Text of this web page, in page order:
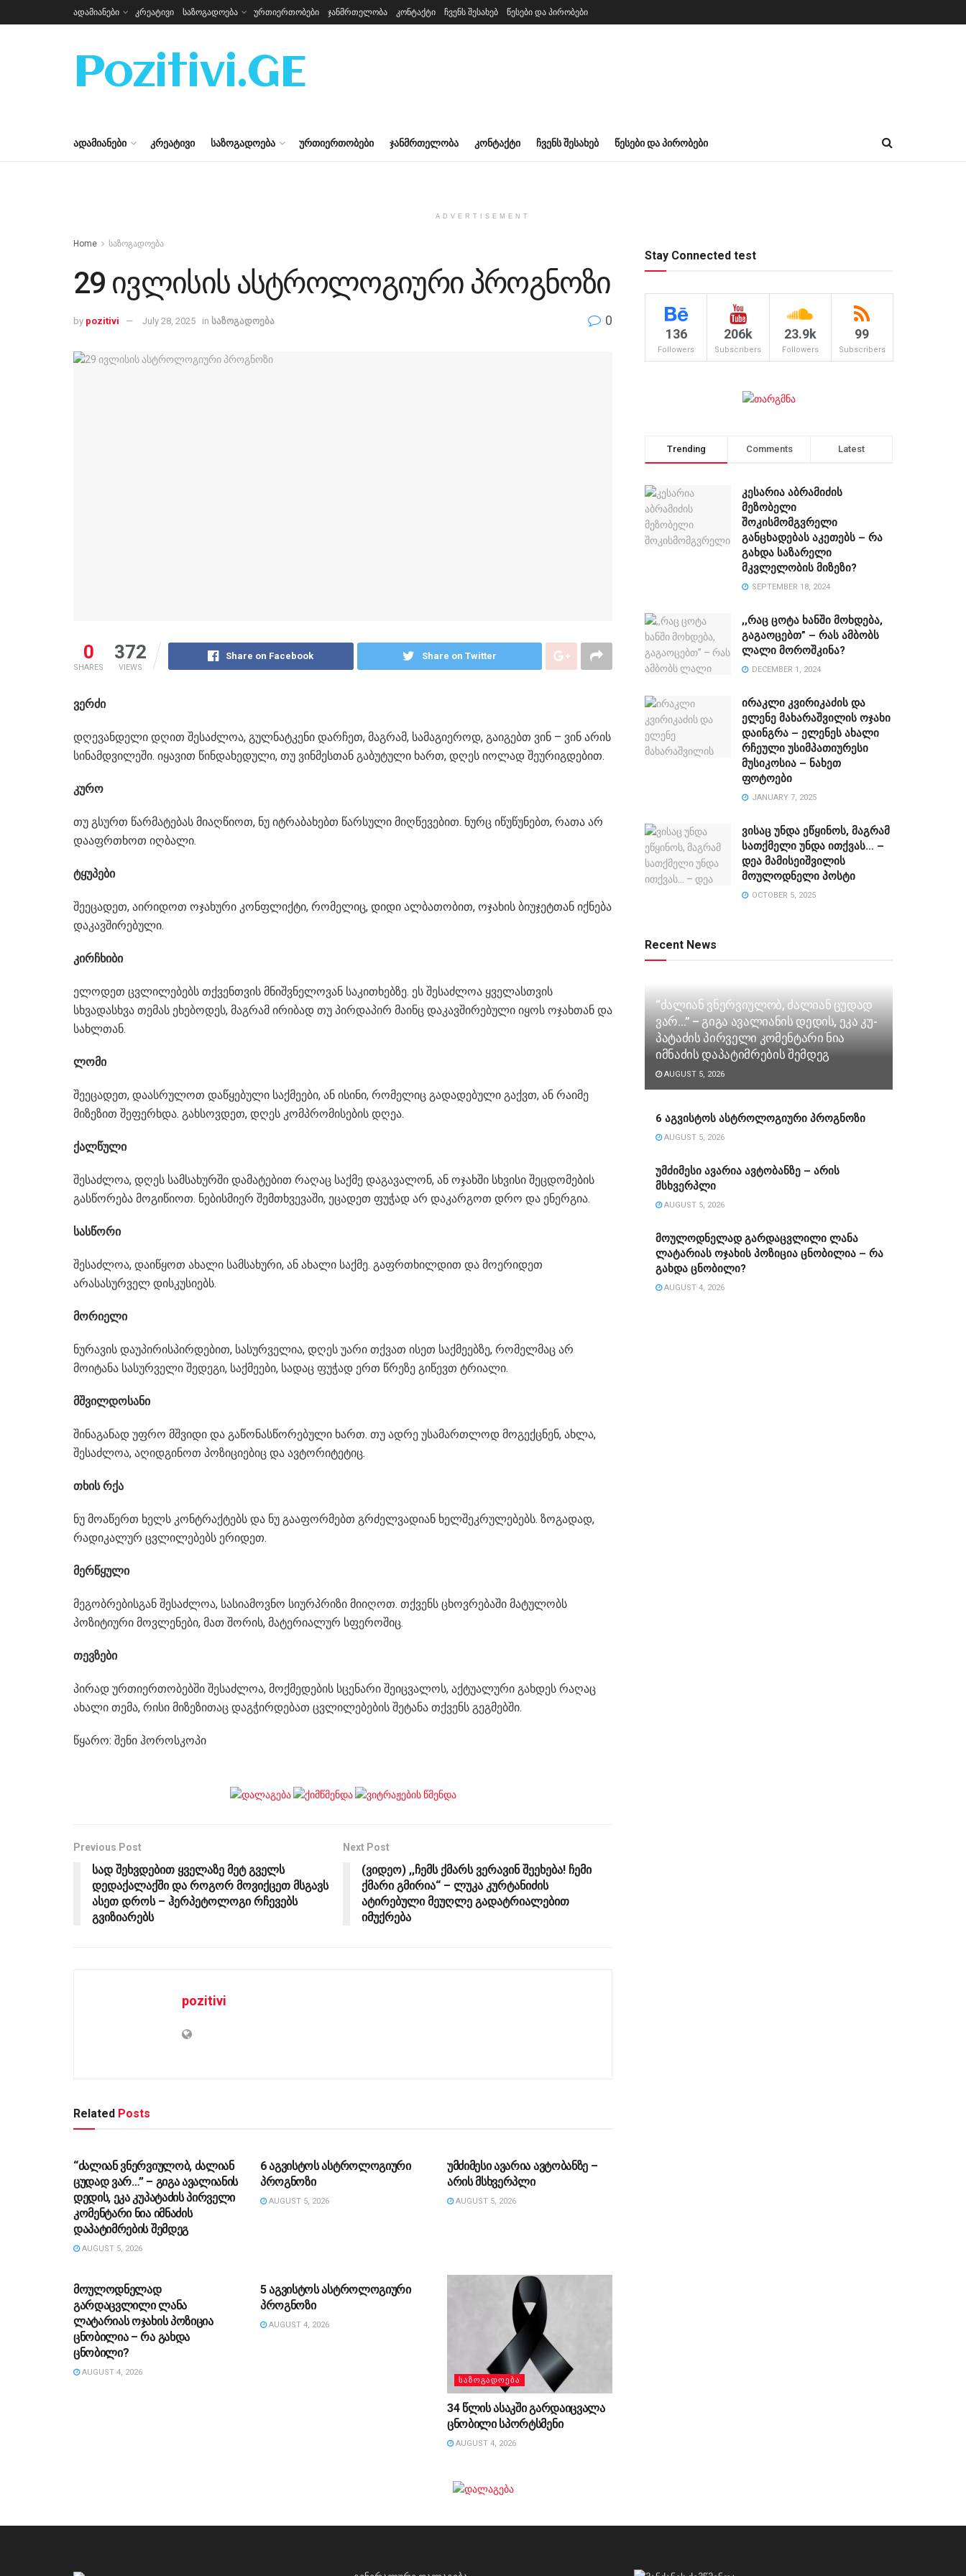
ადამიანები კრეატივი საზოგადოება ურთიერთობები ჯანმრთელობა კონტაქტი ჩვენს შესახებ წესები და პირობები
Pozitivi.GE
ᲐᲓᲐᲛᲘᲐᲜᲔᲑᲘ ᲙᲠᲔᲐᲢᲘᲕᲘ ᲡᲐᲖᲝᲒᲐᲓᲝᲔᲑᲐ ᲣᲠᲗᲘᲔᲠᲗᲝᲑᲔᲑᲘ ᲯᲐᲜᲛᲠᲗᲔᲚᲝᲑᲐ ᲙᲝᲜᲢᲐᲥᲢᲘ ᲩᲕᲔᲜᲡ ᲨᲔᲡᲐᲮᲔᲑ ᲬᲔᲡᲔᲑᲘ ᲓᲐ ᲞᲘᲠᲝᲑᲔᲑᲘ
ADVERTISEMENT
Home საზოგადოება
29 ივლისის ასტროლოგიური პროგნოზი
by pozitivi July 28, 2025 in საზოგადოება 0
0
SHARES
372
VIEWS
Share on Facebook Share on Twitter
ვერძი
დღევანდელი დღით შესაძლოა, გულნატკენი დარჩეთ, მაგრამ, სამაგიეროდ, გაიგებთ ვინ – ვინ არის
სინამდვილეში. იყავით წინდახედული, თუ ვინმესთან გაბუტული ხართ, დღეს იოლად შეურიგდებით.
კურო
თუ გსურთ წარმატებას მიაღწიოთ, ნუ იტრაბახებთ წარსული მიღწევებით. ნურც იწუწუნებთ, რათა არ
დააფრთხოთ იღბალი.
ტყუპები
შეეცადეთ, აირიდოთ ოჯახური კონფლიქტი, რომელიც, დიდი ალბათობით, ოჯახის ბიუჯეტთან იქნება
დაკავშირებული.
კირჩხიბი
ელოდეთ ცვლილებებს თქვენთვის მნიშვნელოვან საკითხებზე. ეს შესაძლოა ყველასთვის
სხვადასხვა თემას ეხებოდეს, მაგრამ ირიბად თუ პირდაპირ მაინც დაკავშირებული იყოს ოჯახთან და
სახლთან.
ლომი
შეეცადეთ, დაასრულოთ დაწყებული საქმეები, ან ისინი, რომელიც გადადებული გაქვთ, ან რაიმე
მიზეზით შეფერხდა. გახსოვდეთ, დღეს კომპრომისების დღეა.
ქალწული
შესაძლოა, დღეს სამსახურში დამატებით რაღაც საქმე დაგავალონ, ან ოჯახში სხვისი შეცდომების
გასწორება მოგიწიოთ. ნებისმიერ შემთხვევაში, ეცადეთ ფუჭად არ დაკარგოთ დრო და ენერგია.
სასწორი
შესაძლოა, დაიწყოთ ახალი სამსახური, ან ახალი საქმე. გაფრთხილდით და მოერიდეთ
არასასურველ დისკუსიებს.
მორიელი
ნურავის დაუპირისპირდებით, სასურველია, დღეს უარი თქვათ ისეთ საქმეებზე, რომელმაც არ
მოიტანა სასურველი შედეგი, საქმეები, სადაც ფუჭად ერთ წრეზე გიწევთ ტრიალი.
მშვილდოსანი
შინაგანად უფრო მშვიდი და გაწონასწორებული ხართ. თუ ადრე უსამართლოდ მოგექცნენ, ახლა,
შესაძლოა, აღიდგინოთ პოზიციებიც და ავტორიტეტიც.
თხის რქა
ნუ მოაწერთ ხელს კონტრაქტებს და ნუ გააფორმებთ გრძელვადიან ხელშეკრულებებს. ზოგადად,
რადიკალურ ცვლილებებს ერიდეთ.
მერწყული
მეგობრებისგან შესაძლოა, სასიამოვნო სიურპრიზი მიიღოთ. თქვენს ცხოვრებაში მატულობს
პოზიტიური მოვლენები, მათ შორის, მატერიალურ სფეროშიც.
თევზები
პირად ურთიერთობებში შესაძლოა, მოქმედების სცენარი შეიცვალოს, აქტუალური გახდეს რაღაც
ახალი თემა, რისი მიზეზითაც დაგჭირდებათ ცვლილებების შეტანა თქვენს გეგმებში.
წყარო: შენი ჰოროსკოპი
Previous Post
სად შეხვდებით ყველაზე მეტ გველს
დედაქალაქში და როგორ მოვიქცეთ მსგავს
ასეთ დროს – ჰერპეტოლოგი რჩევებს
გვიზიარებს
Next Post
(ვიდეო) ,,ჩემს ქმარს ვერავინ შეეხება! ჩემი
ქმარი გმირია“ – ლუკა კურტანიძის
ატირებული მეუღლე გადატრიალებით
იმუქრება
pozitivi
Related Posts
“ძა­ლი­ან ვნერ­ვი­უ­ლობ, ძა­ლი­ან
ცუ­დად ვარ…” – გიგა ავა­ლი­ა­ნის
დე­დის, ეკა კუ­პა­ტა­ძის პირველი
კომენტარი ნია იმნაძის
დაპატიმრების შემდეგ
AUGUST 5, 2026
6 აგვისტოს ასტროლოგიური
პროგნოზი
AUGUST 5, 2026
უმძიმესი ავარია ავტობანზე –
არის მსხვერპლი
AUGUST 5, 2026
მოულოდნელად
გარდაცვლილი ლანა
ლატარიას ოჯახის პოზიცია
ცნობილია – რა გახდა
ცნობილი?
AUGUST 4, 2026
5 აგვისტოს ასტროლოგიური
პროგნოზი
AUGUST 4, 2026
ᲡᲐᲖᲝᲒᲐᲓᲝᲔᲑᲐ
34 წლის ასაკში გარდაიცვალა
ცნობილი სპორტსმენი
AUGUST 4, 2026
Stay Connected test
136
Followers
206k
Subscribers
23.9k
Followers
99
Subscribers
Trending Comments Latest
კესარია აბრამიძის
მეზობელი
შოკისმომგვრელი
განცხადებას აკეთებს – რა
გახდა საზარელი
მკვლელობის მიზეზი?
SEPTEMBER 18, 2024
,,რაც ცოტა ხანში მოხდება,
გაგაოცებთ” – რას ამბობს
ლალი მოროშკინა?
DECEMBER 1, 2024
ირაკლი კვირიკაძის და
ელენე მახარაშვილის ოჯახი
დაინგრა – ელენეს ახალი
რჩეული უსიმპათიურესი
მუსიკოსია – ნახეთ
ფოტოები
JANUARY 7, 2025
ვისაც უნდა ეწყინოს, მაგრამ
სათქმელი უნდა ითქვას… –
დეა მამისეიშვილის
მოულოდნელი პოსტი
OCTOBER 5, 2025
Recent News
“ძა­ლი­ან ვნერ­ვი­უ­ლობ, ძა­ლი­ან ცუ­დად
ვარ…” – გიგა ავა­ლი­ა­ნის დე­დის, ეკა კუ­
პა­ტა­ძის პირველი კომენტარი ნია
იმნაძის დაპატიმრების შემდეგ
AUGUST 5, 2026
6 აგვისტოს ასტროლოგიური პროგნოზი
AUGUST 5, 2026
უმძიმესი ავარია ავტობანზე – არის
მსხვერპლი
AUGUST 5, 2026
მოულოდნელად გარდაცვლილი ლანა
ლატარიას ოჯახის პოზიცია ცნობილია – რა
გახდა ცნობილი?
AUGUST 4, 2026